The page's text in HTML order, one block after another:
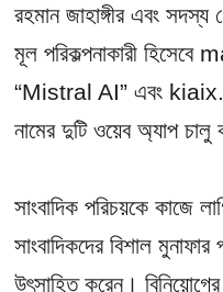
রহমান জাহাঙ্গীর এবং
মূল পরিকল্পনাকারী
“Mistral AI” এবং
নামের দুটি ওয়েব অ্যাপ চালু
সাংবাদিক পরিচয়কে কাজে
সাংবাদিকদের বিশাল
উৎসাহিত করেন।